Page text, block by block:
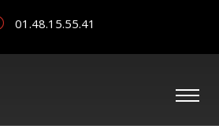
01.48.15.55.41